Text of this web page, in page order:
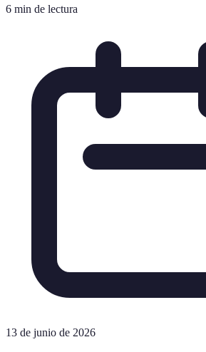
6 min de lectura
13 de junio de 2026